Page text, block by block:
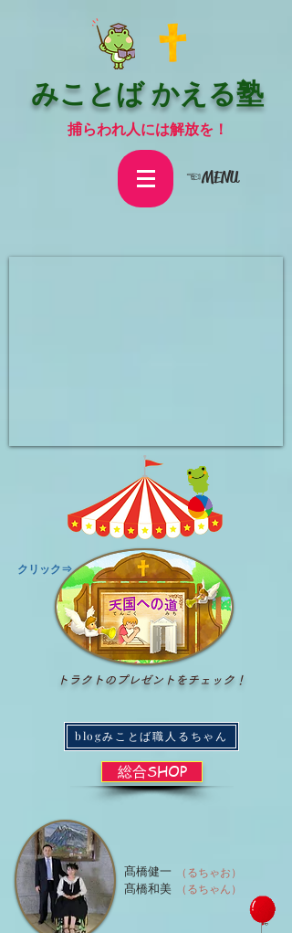
みことば かえる塾
捕らわれ人には解放を！
☜MENU
​クリック⇒
トラクトのプレゼントをチェック！
blogみことば職人るちゃん
総合SHOP
（るちゃお）
（るちゃん）
髙橋健一
髙橋和美